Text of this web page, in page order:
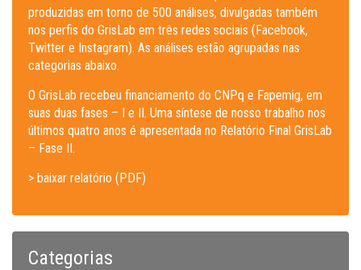
produzidas em torno de 500 análises, divulgadas também
nos perfis do GrisLab em três redes sociais (Facebook,
Twitter e Instagram). As análises estão agrupadas nas
categorias abaixo.
O GrisLab recebeu financiamento do CNPq e Fapemig, em
suas duas fases – I e II. Uma síntese de nosso trabalho nos
últimos quatro anos é apresentada no Relatório Final GrisLab
– Fase II.
> baixar relatório (PDF)
Categorias